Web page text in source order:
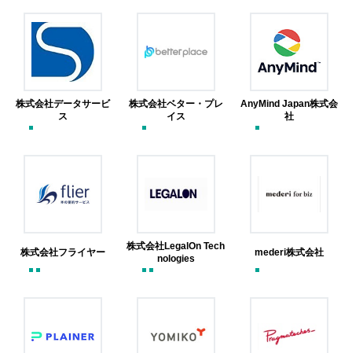
株式会社データサービ
ス
株式会社ベター・プレ
イス
AnyMind Japan株式会
社
株式会社フライヤー
株式会社LegalOn Tech
nologies
mederi株式会社